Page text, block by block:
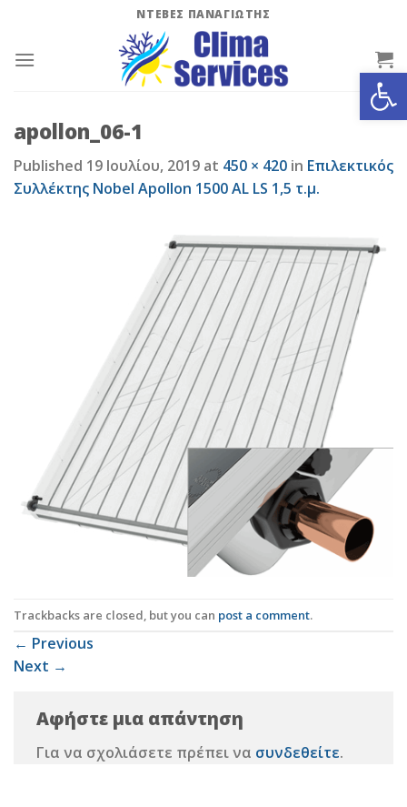
content
ΝΤΕΒΕΣ ΠΑΝΑΓΙΩΤΗΣ
apollon_06-1
Published 19 Ιουλίου, 2019 at 450 × 420 in Επιλεκτικός
Συλλέκτης Nobel Apollon 1500 AL LS 1,5 τ.μ.
Trackbacks are closed, but you can post a comment.
← Previous
Next →
Αφήστε μια απάντηση
Για να σχολιάσετε πρέπει να συνδεθείτε.